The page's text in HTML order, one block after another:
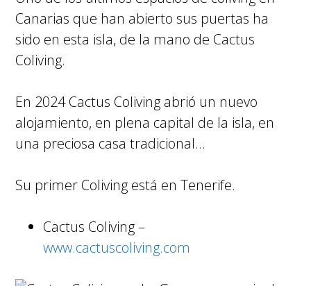
Canarias que han abierto sus puertas ha
sido en esta isla, de la mano de Cactus
Coliving.
En 2024 Cactus Coliving abrió un nuevo
alojamiento, en plena capital de la isla, en
una preciosa casa tradicional…
Su primer Coliving está en Tenerife.
Cactus Coliving –
www.cactuscoliving.com